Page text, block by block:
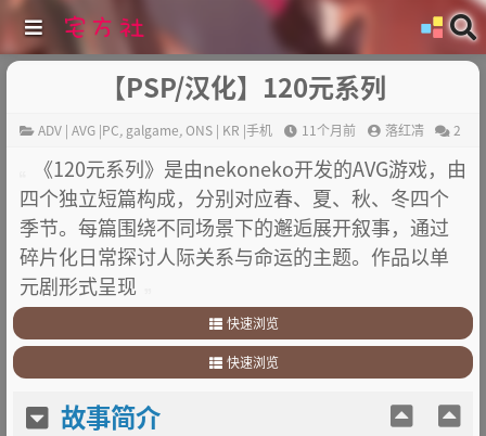
【PSP/汉化】120元系列
ADV | AVG |PC, galgame,ONS | KR |手机 11个月前 落红凊 2
《120元系列》是由nekoneko开发的AVG游戏，由
四个独立短篇构成，分别对应春、夏、秋、冬四个
季节。每篇围绕不同场景下的邂逅展开叙事，通过
碎片化日常探讨人际关系与命运的主题。作品以单
元剧形式呈现
快速浏览
1.故事简介
2.其他
快速浏览
2.其他故事简介